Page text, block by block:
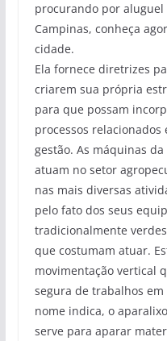
procurando por
Campinas, conheça
cidade.
Ela fornece diretrizes
criarem sua própria
para que possam
processos
gestão. As máquinas
atuam no setor
nas mais diversas
pelo fato dos seus
tradicionalmente
que costumam atuar.
movimentação vertical
segura de trabalhos
nome indica, o
serve para aparar